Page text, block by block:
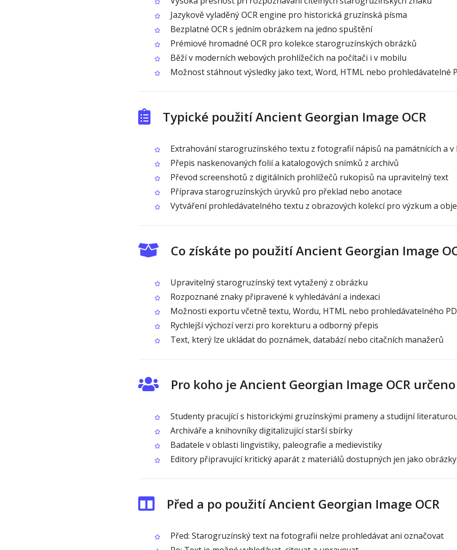
Jazykově vyladěný OCR engine pro historická gruzínská písma
Bezplatné OCR s jedním obrázkem na jedno spuštění
Prémiové hromadné OCR pro kolekce starogruzínských obrázků
Běží v moderních webových prohlížečích na počítači i v mobilu
Možnost stáhnout výsledky jako text, Word, HTML nebo prohledávatelné
Typické použití Ancient Georgian Image OCR
Extrahování starogruzínského textu z fotografií nápisů na památnících a v
Přepis naskenovaných folií a katalogových snímků z archivů
Převod screenshotů z digitálních prohlížečů rukopisů na upravitelný text
Příprava starogruzínských úryvků pro překlad nebo anotace
Vytváření prohledávatelného textu z obrazových kolekcí pro výzkum a
Co získáte po použití Ancient Georgian Image
Upravitelný starogruzínský text vytažený z obrázku
Rozpoznané znaky připravené k vyhledávání a indexaci
Možnosti exportu včetně textu, Wordu, HTML nebo prohledávatelného
Rychlejší výchozí verzi pro korekturu a odborný přepis
Text, který lze ukládat do poznámek, databází nebo citačních manažerů
Pro koho je Ancient Georgian Image OCR určeno
Studenty pracující s historickými gruzínskými prameny a studijní
Archiváře a knihovníky digitalizující starší sbírky
Badatele v oblasti lingvistiky, paleografie a medievistiky
Editory připravující kritický aparát z materiálů dostupných jen jako obrázky
Před a po použití Ancient Georgian Image OCR
Před: Starogruzínský text na fotografii nelze prohledávat ani označovat